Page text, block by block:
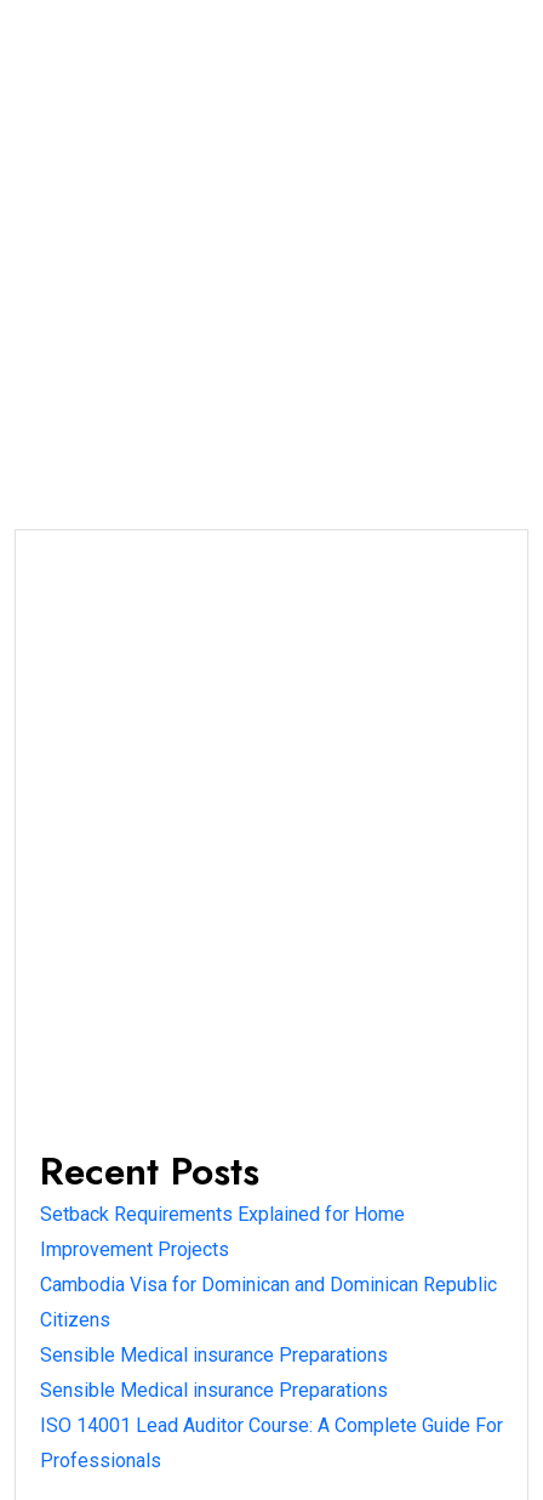
Recent Posts
Setback Requirements Explained for Home
Improvement Projects
Cambodia Visa for Dominican and Dominican Republic
Citizens
Sensible Medical insurance Preparations
Sensible Medical insurance Preparations
ISO 14001 Lead Auditor Course: A Complete Guide For
Professionals